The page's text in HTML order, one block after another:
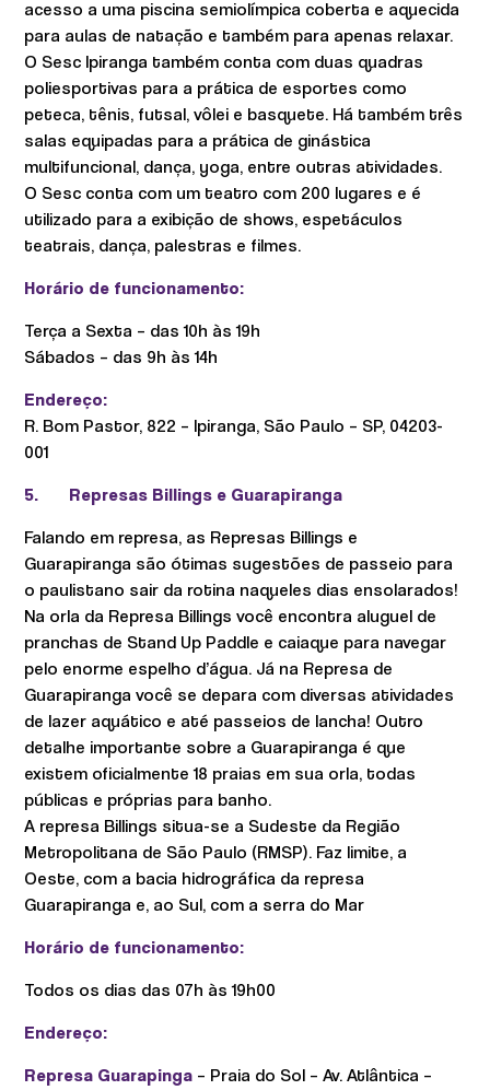
acesso a uma piscina semiolímpica coberta e aquecida
para aulas de natação e também para apenas relaxar.
O Sesc Ipiranga também conta com duas quadras
poliesportivas para a prática de esportes como
peteca, tênis, futsal, vôlei e basquete. Há também três
salas equipadas para a prática de ginástica
multifuncional, dança, yoga, entre outras atividades.
O Sesc conta com um teatro com 200 lugares e é
utilizado para a exibição de shows, espetáculos
teatrais, dança, palestras e filmes.
Horário de funcionamento:
Terça a Sexta – das 10h às 19h
Sábados – das 9h às 14h
Endereço:
R. Bom Pastor, 822 – Ipiranga, São Paulo – SP, 04203-
001
5. Represas Billings e Guarapiranga
Falando em represa, as Represas Billings e
Guarapiranga são ótimas sugestões de passeio para
o paulistano sair da rotina naqueles dias ensolarados!
Na orla da Represa Billings você encontra aluguel de
pranchas de Stand Up Paddle e caiaque para navegar
pelo enorme espelho d’água. Já na Represa de
Guarapiranga você se depara com diversas atividades
de lazer aquático e até passeios de lancha! Outro
detalhe importante sobre a Guarapiranga é que
existem oficialmente 18 praias em sua orla, todas
públicas e próprias para banho.
A represa Billings situa-se a Sudeste da Região
Metropolitana de São Paulo (RMSP). Faz limite, a
Oeste, com a bacia hidrográfica da represa
Guarapiranga e, ao Sul, com a serra do Mar
Horário de funcionamento:
Todos os dias das 07h às 19h00
Endereço:
Represa Guarapinga – Praia do Sol – Av. Atlântica –